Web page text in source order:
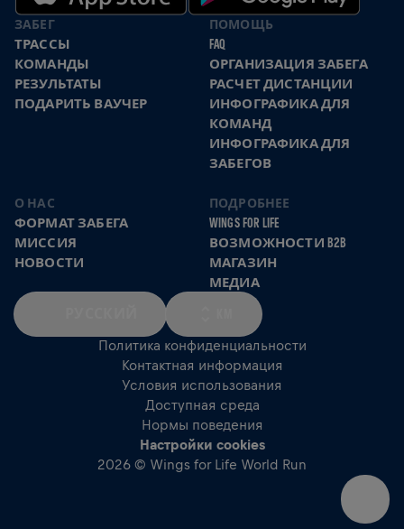
ЗАБЕГ
ТРАССЫ
КОМАНДЫ
РЕЗУЛЬТАТЫ
ПОДАРИТЬ ВАУЧЕР
ПОМОЩЬ
FAQ
ОРГАНИЗАЦИЯ ЗАБЕГА
РАСЧЕТ ДИСТАНЦИИ
ИНФОГРАФИКА ДЛЯ
КОМАНД
ИНФОГРАФИКА ДЛЯ
ЗАБЕГОВ
О НАС
ФОРМАТ ЗАБЕГА
МИССИЯ
НОВОСТИ
ПОДРОБНЕЕ
WINGS FOR LIFE
ВОЗМОЖНОСТИ B2B
МАГАЗИН
МЕДИА
Политика конфиденциальности
Контактная информация
Условия использования
Доступная среда
Нормы поведения
Настройки cookies
2026 © Wings for Life World Run